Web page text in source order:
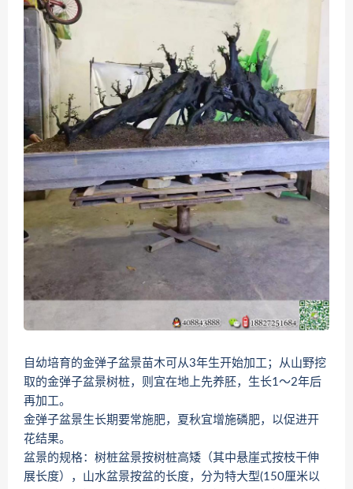
自幼培育的金弹子盆景苗木可从3年生开始加工；从山野挖
取的金弹子盆景树桩，则宜在地上先养胚，生长1～2年后
再加工。
金弹子盆景生长期要常施肥，夏秋宜增施磷肥，以促进开
花结果。
盆景的规格：树桩盆景按树桩高矮（其中悬崖式按枝干伸
展长度），山水盆景按盆的长度，分为特大型(150厘米以